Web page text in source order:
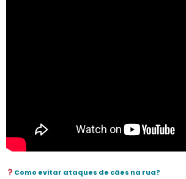
Como evitar ataques de cães na rua?